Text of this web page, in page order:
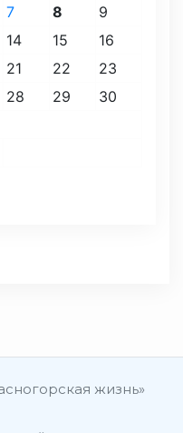
7 8
9
14 15
16
21 22
23
28 29
30
жизнь»